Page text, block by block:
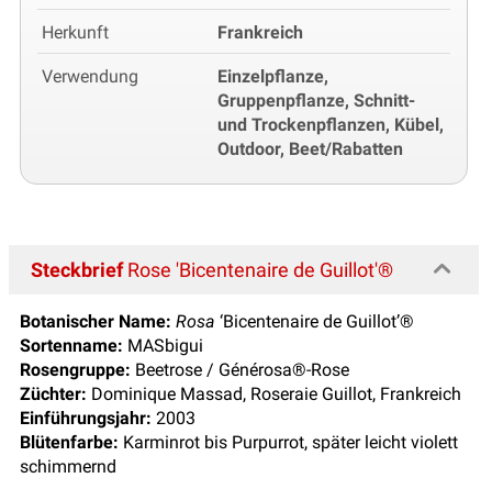
Herkunft Frankreich
Verwendung
Einzelpflanze,
Gruppenpflanze, Schnitt-
und Trockenpflanzen, Kübel,
Outdoor, Beet/Rabatten
SteckbriefRose 'Bicentenaire de Guillot'®
Botanischer Name: Rosa ‘Bicentenaire de Guillot’®
Sortenname: MASbigui
Rosengruppe: Beetrose / Générosa®-Rose
Züchter: Dominique Massad, Roseraie Guillot, Frankreich
Einführungsjahr: 2003
Blütenfarbe: Karminrot bis Purpurrot, später leicht violett
schimmernd